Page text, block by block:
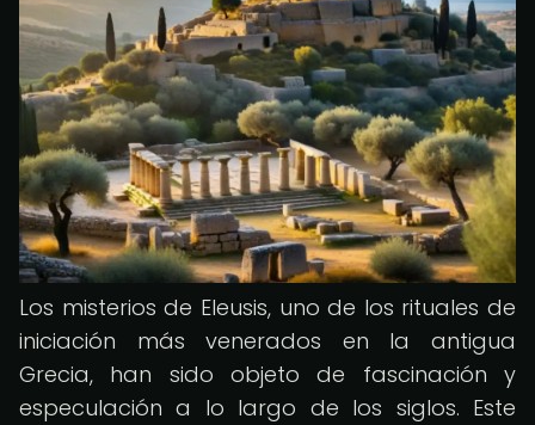
Los misterios de Eleusis, uno de los rituales de
iniciación más venerados en la antigua
Grecia, han sido objeto de fascinación y
especulación a lo largo de los siglos. Este